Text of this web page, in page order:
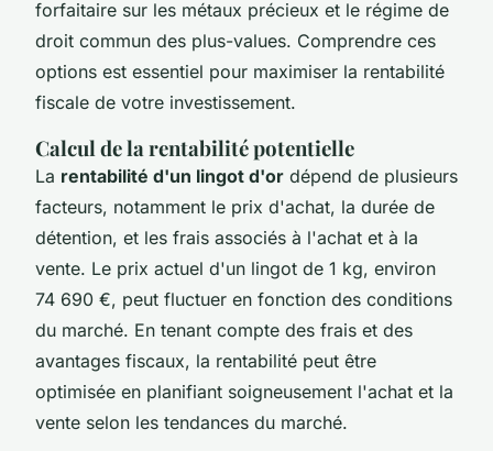
forfaitaire sur les métaux précieux et le régime de
droit commun des plus-values. Comprendre ces
options est essentiel pour maximiser la rentabilité
fiscale de votre investissement.
Calcul de la rentabilité potentielle
La rentabilité d'un lingot d'or dépend de plusieurs
facteurs, notamment le prix d'achat, la durée de
détention, et les frais associés à l'achat et à la
vente. Le prix actuel d'un lingot de 1 kg, environ
74 690 €, peut fluctuer en fonction des conditions
du marché. En tenant compte des frais et des
avantages fiscaux, la rentabilité peut être
optimisée en planifiant soigneusement l'achat et la
vente selon les tendances du marché.